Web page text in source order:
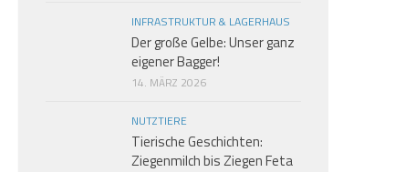
INFRASTRUKTUR & LAGERHAUS
Der große Gelbe: Unser ganz
eigener Bagger!
14. MÄRZ 2026
NUTZTIERE
Tierische Geschichten:
Ziegenmilch bis Ziegen Feta